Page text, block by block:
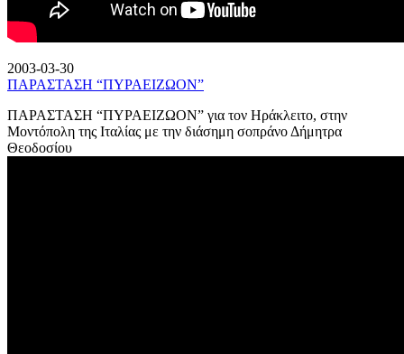
2003-03-30
ΠΑΡΑΣΤΑΣΗ “ΠΥΡΑΕΙΖΩΟΝ”
ΠΑΡΑΣΤΑΣΗ “ΠΥΡΑΕΙΖΩΟΝ” για τον Ηράκλειτο, στην
Μοντόπολη της Ιταλίας με την διάσημη σοπράνο Δήμητρα
Θεοδοσίου